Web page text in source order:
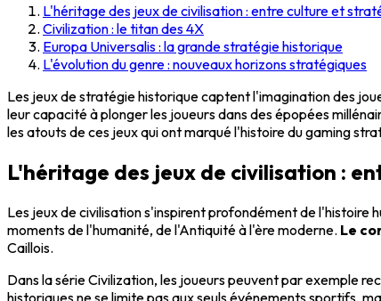
L'héritage des jeux de civilisation : entre culture et
Civilization : le titan des 4X
Europa Universalis : la grande stratégie historique
L'évolution du genre : nouveaux horizons stratégiques
Les jeux de stratégie historique captent l'imagination des
leur capacité à plonger les joueurs dans des épopées
les atouts de ces jeux qui ont marqué l'histoire du gaming
L'héritage des jeux de civilisation :
Les jeux de civilisation s'inspirent profondément de l'histoire
moments de l'humanité, de l'Antiquité à l'ère moderne. Le
Caillois.
Dans la série Civilization, les joueurs peuvent par exemple
historiques ne se limite pas aux seuls événements sportifs,